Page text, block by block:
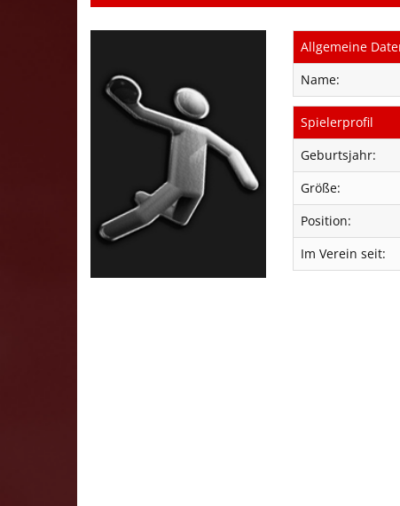
Allgemeine
Name:
Spielerprofil
Geburtsjahr:
Größe:
Position:
Im Verein seit: